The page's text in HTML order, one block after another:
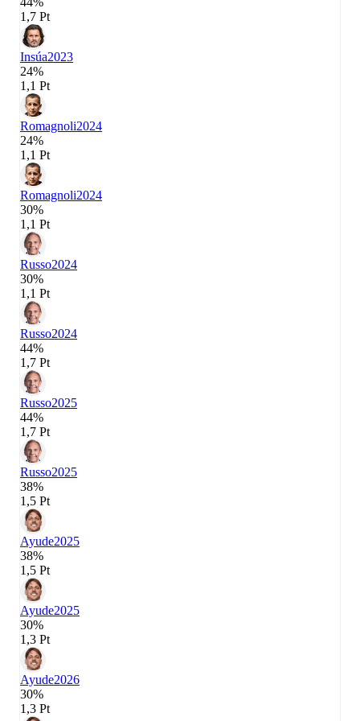
1,7 Pt
Insúa2023
24%
1,1 Pt
Romagnoli2024
24%
1,1 Pt
Romagnoli2024
30%
1,1 Pt
Russo2024
30%
1,1 Pt
Russo2024
44%
1,7 Pt
Russo2025
44%
1,7 Pt
Russo2025
38%
1,5 Pt
Ayude2025
38%
1,5 Pt
Ayude2025
30%
1,3 Pt
Ayude2026
30%
1,3 Pt